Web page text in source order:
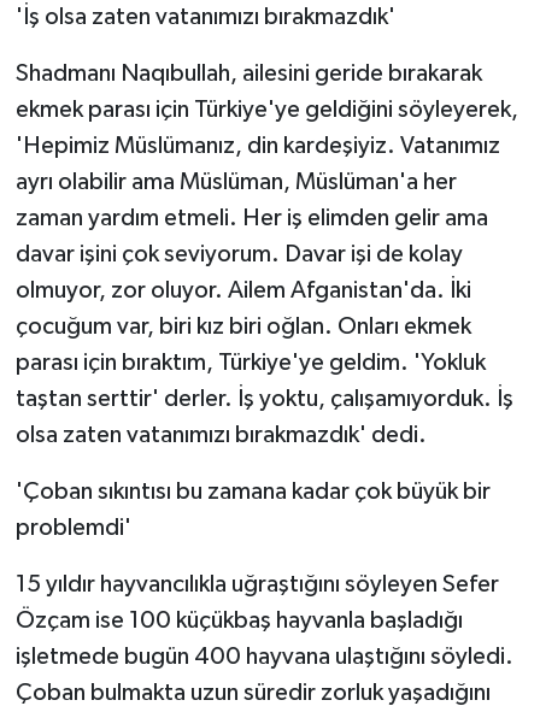
'İş olsa zaten vatanımızı bırakmazdık'
Shadmanı Naqıbullah, ailesini geride bırakarak
ekmek parası için Türkiye'ye geldiğini söyleyerek,
'Hepimiz Müslümanız, din kardeşiyiz. Vatanımız
ayrı olabilir ama Müslüman, Müslüman'a her
zaman yardım etmeli. Her iş elimden gelir ama
davar işini çok seviyorum. Davar işi de kolay
olmuyor, zor oluyor. Ailem Afganistan'da. İki
çocuğum var, biri kız biri oğlan. Onları ekmek
parası için bıraktım, Türkiye'ye geldim. 'Yokluk
taştan serttir' derler. İş yoktu, çalışamıyorduk. İş
olsa zaten vatanımızı bırakmazdık' dedi.
'Çoban sıkıntısı bu zamana kadar çok büyük bir
problemdi'
15 yıldır hayvancılıkla uğraştığını söyleyen Sefer
Özçam ise 100 küçükbaş hayvanla başladığı
işletmede bugün 400 hayvana ulaştığını söyledi.
Çoban bulmakta uzun süredir zorluk yaşadığını
ÜLKE GÜNDEMİ
YAŞAM
YEREL
Yerel Haberler